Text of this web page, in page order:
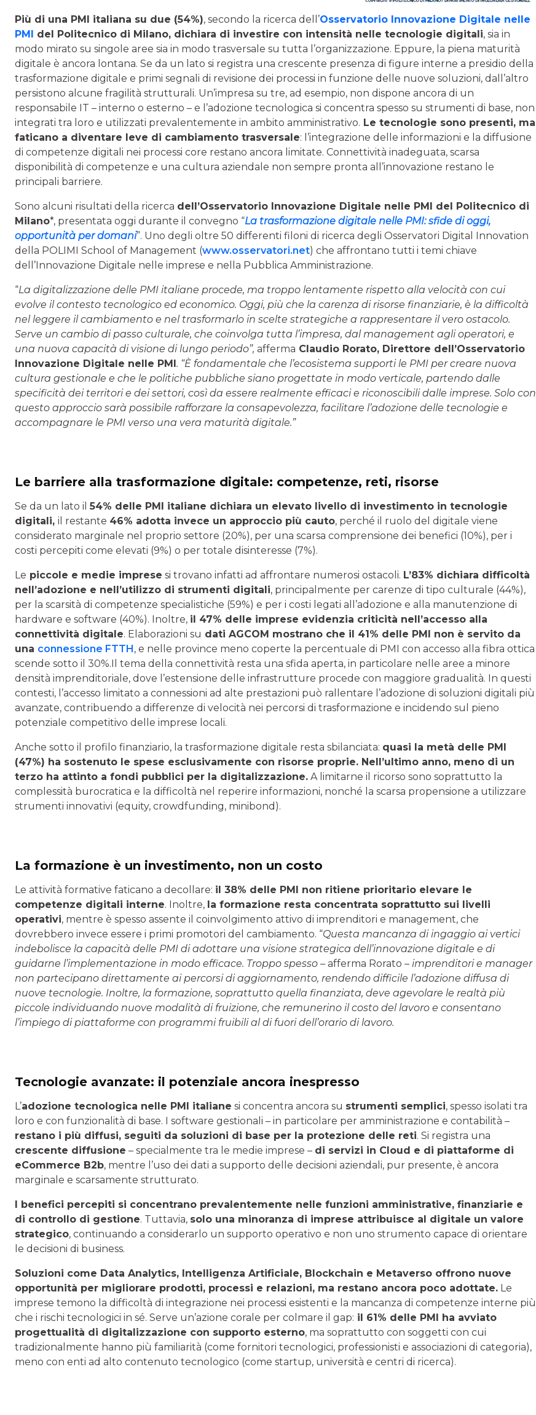
Più di una PMI italiana su due (54%), secondo la ricerca dell’Osservatorio Innovazione Digitale nelle
PMI
del Politecnico di Milano, dichiara di investire con intensità nelle tecnologie digitali, sia in
modo mirato su singole aree sia in modo trasversale su tutta l’organizzazione. Eppure, la piena maturità
digitale è ancora lontana. Se da un lato si registra una crescente presenza di figure interne a presidio della
trasformazione digitale e primi segnali di revisione dei processi in funzione delle nuove soluzioni, dall’altro
persistono alcune fragilità strutturali. Un’impresa su tre, ad esempio, non dispone ancora di un
responsabile IT – interno o esterno – e l’adozione tecnologica si concentra spesso su strumenti di base, non
integrati tra loro e utilizzati prevalentemente in ambito amministrativo. Le tecnologie sono presenti, ma
faticano a diventare leve di cambiamento trasversale: l’integrazione delle informazioni e la diffusione
di competenze digitali nei processi core restano ancora limitate. Connettività inadeguata, scarsa
disponibilità di competenze e una cultura aziendale non sempre pronta all’innovazione restano le
principali barriere.
Sono alcuni risultati della ricerca dell’Osservatorio Innovazione Digitale nelle PMI
del Politecnico di
Milano*, presentata oggi durante il convegno “La trasformazione digitale nelle PMI: sfide di oggi,
opportunità per domani”. Uno degli oltre 50 differenti filoni di ricerca degli Osservatori Digital Innovation
della POLIMI School of Management (www.osservatori.net) che affrontano tutti i temi chiave
dell’Innovazione Digitale nelle imprese e nella Pubblica Amministrazione.
“La digitalizzazione delle PMI italiane procede, ma troppo lentamente rispetto alla velocità con cui
evolve il contesto tecnologico ed economico. Oggi, più che la carenza di risorse finanziarie, è la difficoltà
nel leggere il cambiamento e nel trasformarlo in scelte strategiche a rappresentare il vero ostacolo.
Serve un cambio di passo culturale, che coinvolga tutta l’impresa, dal management agli operatori, e
una nuova capacità di visione di lungo periodo”, afferma Claudio Rorato, Direttore dell’Osservatorio
Innovazione Digitale nelle PMI . “È fondamentale che l’ecosistema supporti le PMI per creare nuova
cultura gestionale e che le politiche pubbliche siano progettate in modo verticale, partendo dalle
specificità dei territori e dei settori, così da essere realmente efficaci e riconoscibili dalle imprese. Solo con
questo approccio sarà possibile rafforzare la consapevolezza, facilitare l’adozione delle tecnologie e
accompagnare le PMI verso una vera maturità digitale.”
Le barriere alla trasformazione digitale: competenze, reti, risorse
Se da un lato il 54% delle PMI italiane dichiara un elevato livello di investimento in tecnologie
digitali, il restante 46% adotta invece un approccio più cauto, perché il ruolo del digitale viene
considerato marginale nel proprio settore (20%), per una scarsa comprensione dei benefici (10%), per i
costi percepiti come elevati (9%) o per totale disinteresse (7%).
Le piccole e medie imprese si trovano infatti ad affrontare numerosi ostacoli. L’83% dichiara difficoltà
nell’adozione e nell’utilizzo di strumenti digitali, principalmente per carenze di tipo culturale (44%),
per la scarsità di competenze specialistiche (59%) e per i costi legati all’adozione e alla manutenzione di
hardware e software (40%). Inoltre, il 47% delle imprese evidenzia criticità nell’accesso alla
connettività digitale. Elaborazioni su dati AGCOM mostrano che il 41% delle PMI non è servito da
una connessione FTTH , e nelle province meno coperte la percentuale di PMI con accesso alla fibra ottica
scende sotto il 30%.Il tema della connettività resta una sfida aperta, in particolare nelle aree a minore
densità imprenditoriale, dove l’estensione delle infrastrutture procede con maggiore gradualità. In questi
contesti, l’accesso limitato a connessioni ad alte prestazioni può rallentare l’adozione di soluzioni digitali più
avanzate, contribuendo a differenze di velocità nei percorsi di trasformazione e incidendo sul pieno
potenziale competitivo delle imprese locali.
Anche sotto il profilo finanziario, la trasformazione digitale resta sbilanciata: quasi la metà delle PMI
(47%) ha sostenuto le spese esclusivamente con risorse proprie. Nell’ultimo anno, meno di un
terzo ha attinto a fondi pubblici per la digitalizzazione. A limitarne il ricorso sono soprattutto la
complessità burocratica e la difficoltà nel reperire informazioni, nonché la scarsa propensione a utilizzare
strumenti innovativi (equity, crowdfunding, minibond).
La formazione è un investimento, non un costo
Le attività formative faticano a decollare: il 38% delle PMI non ritiene prioritario elevare le
competenze digitali interne. Inoltre, la formazione resta concentrata soprattutto sui livelli
operativi, mentre è spesso assente il coinvolgimento attivo di imprenditori e management, che
dovrebbero invece essere i primi promotori del cambiamento. “Questa mancanza di ingaggio ai vertici
indebolisce la capacità delle PMI di adottare una visione strategica dell’innovazione digitale e di
guidarne l’implementazione in modo efficace. Troppo spesso – afferma Rorato – imprenditori e manager
non partecipano direttamente ai percorsi di aggiornamento, rendendo difficile l’adozione diffusa di
nuove tecnologie. Inoltre, la formazione, soprattutto quella finanziata, deve agevolare le realtà più
piccole individuando nuove modalità di fruizione, che remunerino il costo del lavoro e consentano
l’impiego di piattaforme con programmi fruibili al di fuori dell’orario di lavoro.
Tecnologie avanzate: il potenziale ancora inespresso
L’adozione tecnologica nelle PMI italiane si concentra ancora su strumenti semplici, spesso isolati tra
loro e con funzionalità di base. I software gestionali – in particolare per amministrazione e contabilità –
restano i più diffusi, seguiti da soluzioni di base per la protezione delle reti. Si registra una
crescente diffusione – specialmente tra le medie imprese – di servizi in Cloud e di piattaforme di
eCommerce B2b, mentre l’uso dei dati a supporto delle decisioni aziendali, pur presente, è ancora
marginale e scarsamente strutturato.
I benefici percepiti si concentrano prevalentemente nelle funzioni amministrative, finanziarie e
di controllo di gestione. Tuttavia, solo una minoranza di imprese attribuisce al digitale un valore
strategico, continuando a considerarlo un supporto operativo e non uno strumento capace di orientare
le decisioni di business.
Soluzioni come Data Analytics, Intelligenza Artificiale, Blockchain e Metaverso offrono nuove
opportunità per migliorare prodotti, processi e relazioni, ma restano ancora poco adottate. Le
imprese temono la difficoltà di integrazione nei processi esistenti e la mancanza di competenze interne più
che i rischi tecnologici in sé. Serve un’azione corale per colmare il gap: il 61% delle PMI ha avviato
progettualità di digitalizzazione con supporto esterno, ma soprattutto con soggetti con cui
tradizionalmente hanno più familiarità (come fornitori tecnologici, professionisti e associazioni di categoria),
meno con enti ad alto contenuto tecnologico (come startup, università e centri di ricerca).